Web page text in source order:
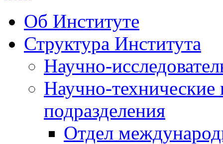
Об Институте
Структура Института
Научно-
Научно-технические
подразделения
Отдел